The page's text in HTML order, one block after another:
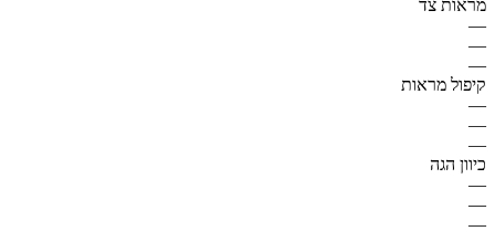
מראות צד
—
—
—
קיפול מראות
—
—
—
כיוון הגה
—
—
—